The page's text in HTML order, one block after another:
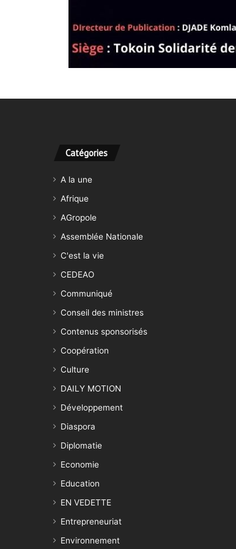
Catégories
A la une
Afrique
AGropole
Assemblée Nationale
C'est la vie
CEDEAO
Communiqué
Conseil des ministres
Contenus sponsorisés
Coopération
Culture
DAILY MOTION
Développement
Diaspora
Diplomatie
Economie
Education
EN VEDETTE
Entrepreneuriat
Environnement